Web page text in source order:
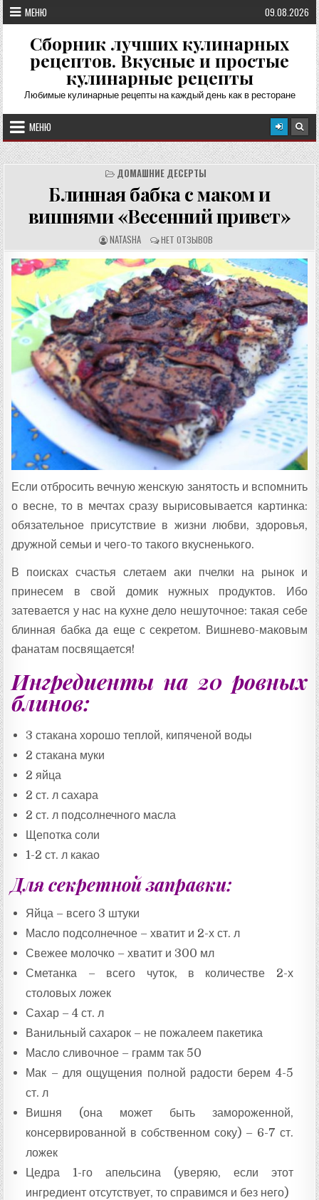
Перейти
к
содержимому
МЕНЮ 09.08.2026
Сборник лучших кулинарных
рецептов. Вкусные и простые
кулинарные рецепты
Любимые кулинарные рецепты на каждый день как в ресторане
МЕНЮ
ДОМАШНИЕ ДЕСЕРТЫ
Блинная бабка с маком и
вишнями «Весенний привет»
А
В
Т
О
Р
Р
Е
Ц
Е
П
Т
А
:
NATASHA О
Т
З
Ы
В
Ы
:
НЕТ ОТЗЫВОВ
Если отбросить вечную женскую занятость и вспомнить
о весне, то в мечтах сразу вырисовывается картинка:
обязательное присутствие в жизни любви, здоровья,
дружной семьи и чего-то такого вкусненького.
В поисках счастья слетаем аки пчелки на рынок и
принесем в свой домик нужных продуктов. Ибо
затевается у нас на кухне дело нешуточное: такая себе
блинная бабка да еще с секретом. Вишнево-маковым
фанатам посвящается!
Ингредиенты на 20 ровных
блинов:
3 стакана хорошо теплой, кипяченой воды
2 стакана муки
2 яйца
2 ст. л сахара
2 ст. л подсолнечного масла
Щепотка соли
1-2 ст. л какао
Для секретной заправки:
Яйца – всего 3 штуки
Масло подсолнечное – хватит и 2-х ст. л
Свежее молочко – хватит и 300 мл
Сметанка – всего чуток, в количестве 2-х
столовых ложек
Сахар – 4 ст. л
Ванильный сахарок – не пожалеем пакетика
Масло сливочное – грамм так 50
Мак – для ощущения полной радости берем 4-5
ст. л
Вишня (она может быть замороженной,
консервированной в собственном соку) – 6-7 ст.
ложек
Цедра 1-го апельсина (уверяю, если этот
ингредиент отсутствует, то справимся и без него)